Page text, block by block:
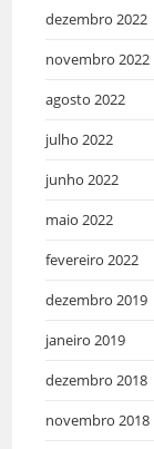
dezembro 2022
novembro 2022
agosto 2022
julho 2022
junho 2022
maio 2022
fevereiro 2022
dezembro 2019
janeiro 2019
dezembro 2018
novembro 2018